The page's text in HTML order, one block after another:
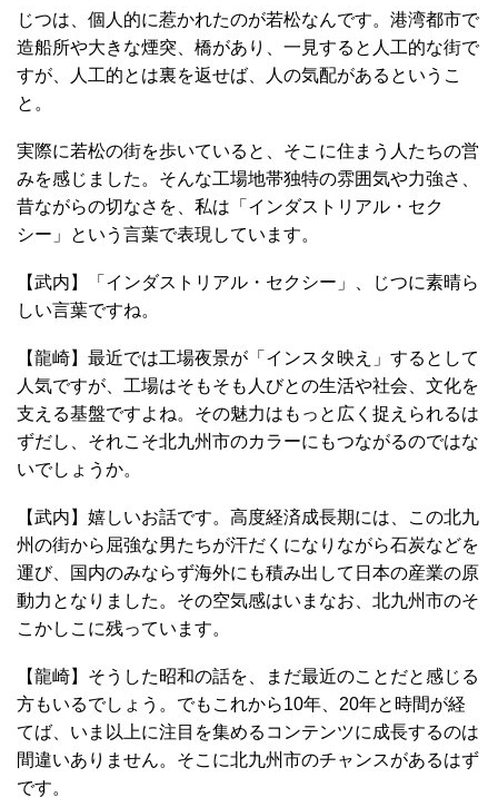
じつは、個人的に惹かれたのが若松なんです。港湾都市で
造船所や大きな煙突、橋があり、一見すると人工的な街で
すが、人工的とは裏を返せば、人の気配があるというこ
と。
実際に若松の街を歩いていると、そこに住まう人たちの営
みを感じました。そんな工場地帯独特の雰囲気や力強さ、
昔ながらの切なさを、私は「インダストリアル・セク
シー」という言葉で表現しています。
【武内】「インダストリアル・セクシー」、じつに素晴ら
しい言葉ですね。
【龍崎】最近では工場夜景が「インスタ映え」するとして
人気ですが、工場はそもそも人びとの生活や社会、文化を
支える基盤ですよね。その魅力はもっと広く捉えられるは
ずだし、それこそ北九州市のカラーにもつながるのではな
いでしょうか。
【武内】嬉しいお話です。高度経済成長期には、この北九
州の街から屈強な男たちが汗だくになりながら石炭などを
運び、国内のみならず海外にも積み出して日本の産業の原
動力となりました。その空気感はいまなお、北九州市のそ
こかしこに残っています。
【龍崎】そうした昭和の話を、まだ最近のことだと感じる
方もいるでしょう。でもこれから10年、20年と時間が経
てば、いま以上に注目を集めるコンテンツに成長するのは
間違いありません。そこに北九州市のチャンスがあるはず
です。